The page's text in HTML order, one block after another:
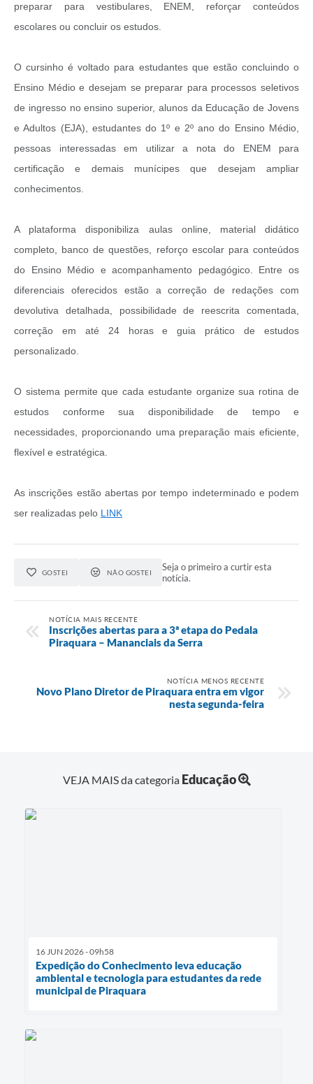
preparar para vestibulares, ENEM, reforçar conteúdos
escolares ou concluir os estudos.
O cursinho é voltado para estudantes que estão concluindo o
Ensino Médio e desejam se preparar para processos seletivos
de ingresso no ensino superior, alunos da Educação de Jovens
e Adultos (EJA), estudantes do 1º e 2º ano do Ensino Médio,
pessoas interessadas em utilizar a nota do ENEM para
certificação e demais munícipes que desejam ampliar
conhecimentos.
A plataforma disponibiliza aulas online, material didático
completo, banco de questões, reforço escolar para conteúdos
do Ensino Médio e acompanhamento pedagógico. Entre os
diferenciais oferecidos estão a correção de redações com
devolutiva detalhada, possibilidade de reescrita comentada,
correção em até 24 horas e guia prático de estudos
personalizado.
O sistema permite que cada estudante organize sua rotina de
estudos conforme sua disponibilidade de tempo e
necessidades, proporcionando uma preparação mais eficiente,
flexível e estratégica.
As inscrições estão abertas por tempo indeterminado e podem
ser realizadas pelo LINK
GOSTEI NÃO GOSTEI
Seja o primeiro a curtir esta
notícia.
NOTÍCIA MAIS RECENTE
Inscrições abertas para a 3ª etapa do Pedala
Piraquara – Mananciais da Serra
NOTÍCIA MENOS RECENTE
Novo Plano Diretor de Piraquara entra em vigor
nesta segunda-feira
VEJA MAIS da categoria Educação
16 JUN 2026 - 09h58
Expedição do Conhecimento leva educação
ambiental e tecnologia para estudantes da rede
municipal de Piraquara